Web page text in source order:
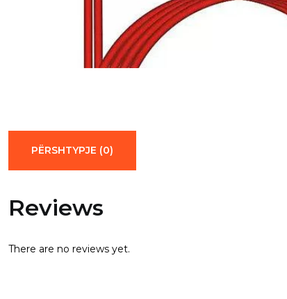
PËRSHTYPJE (0)
Reviews
There are no reviews yet.